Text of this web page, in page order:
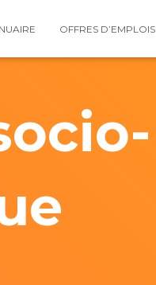
OFFRES D’EMPLOIS